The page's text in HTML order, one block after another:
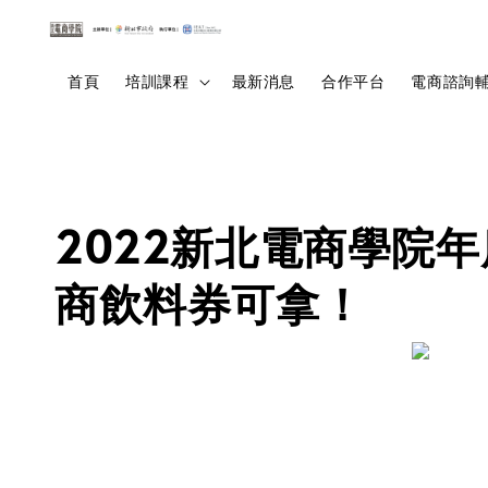
首頁 培訓課程 最新消息 合作平台 電商諮詢
2022新北電商學院
商飲料券可拿！